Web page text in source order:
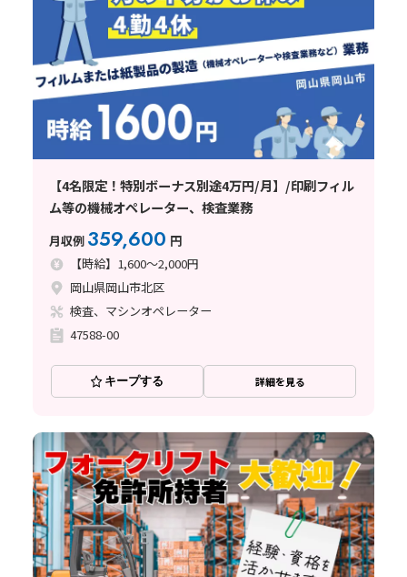
【4名限定！特別ボーナス別途4万円/月】/印刷フィル
ム等の機械オペレーター、検査業務
月収例 359,600 円
【時給】1,600～2,000円
岡山県岡山市北区
検査、マシンオペレーター
47588-00
キープする 詳細を見る